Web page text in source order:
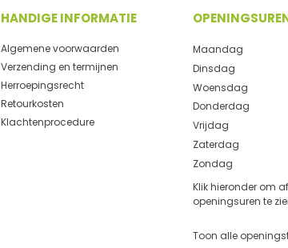
HANDIGE INFORMATIE
Algemene voorwaarden
Verzending en termijnen
Herroepingsrecht
Retourkosten
Klachtenprocedure
Maandag
Dinsdag
Woensdag
Donderdag
Vrijdag
Zaterdag
Zondag
Klik hieronder om
openingsuren te
Toon alle